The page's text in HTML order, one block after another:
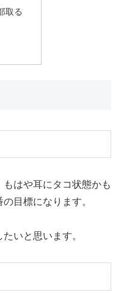
取る
はや耳にタコ状態かも
目標になります。
いと思います。